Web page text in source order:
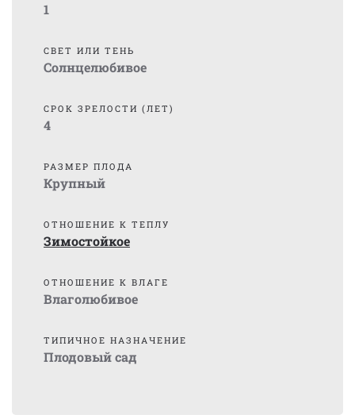
1
СВЕТ ИЛИ ТЕНЬ
Солнцелюбивое
СРОК ЗРЕЛОСТИ (ЛЕТ)
4
РАЗМЕР ПЛОДА
Крупный
ОТНОШЕНИЕ К ТЕПЛУ
Зимостойкое
ОТНОШЕНИЕ К ВЛАГЕ
Влаголюбивое
ТИПИЧНОЕ НАЗНАЧЕНИЕ
Плодовый сад